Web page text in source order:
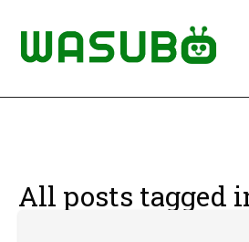
All posts tagged